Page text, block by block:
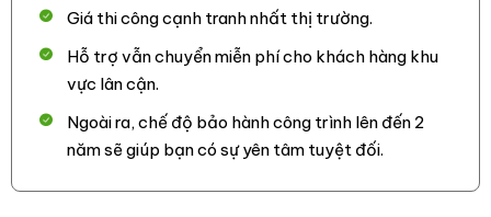
Giá thi công cạnh tranh nhất thị trường.
Hỗ trợ vẫn chuyển miễn phí cho khách hàng khu
vực lân cận.
Ngoài ra, chế độ bảo hành công trình lên đến 2
năm sẽ giúp bạn có sự yên tâm tuyệt đối.